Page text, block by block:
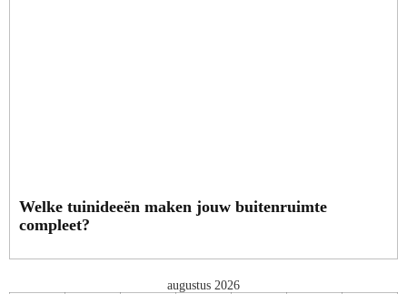
Welke tuinideeën maken jouw buitenruimte
compleet?
augustus 2026